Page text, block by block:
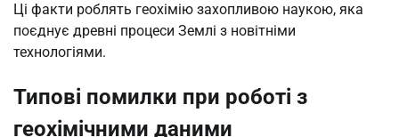
Ці факти роблять геохімію захопливою наукою, яка
поєднує древні процеси Землі з новітніми
технологіями.
Типові помилки при роботі з
геохімічними даними